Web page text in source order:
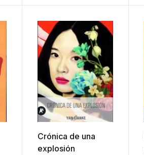
Crónica de una
explosión